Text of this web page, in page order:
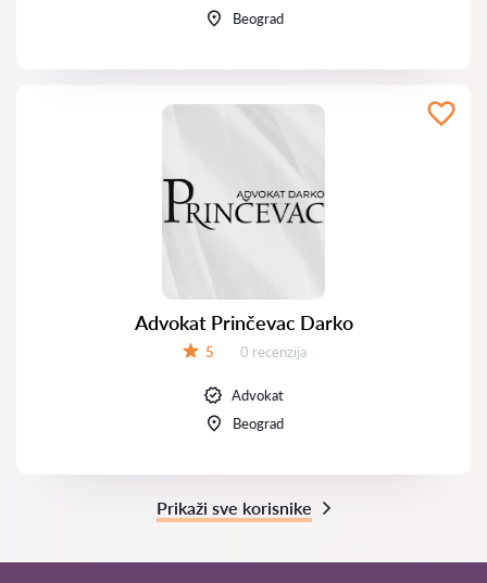
Beograd
Advokat Prinčevac Darko
5 Recenzija:
0 recenzija
Advokat
Beograd
Prikaži sve korisnike